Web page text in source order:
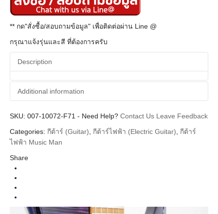
** กด"สั่งซื้อ/สอบถามข้อมูล" เพื่อติดต่อผ่าน Line @
กรุณาแจ้งรุ่นและสี ที่ต้องการครับ
Description
Additional information
Additional information
Brands Music man
SKU: 007-10072-F71 - Need Help? Contact Us Leave Feedback
Categories: กีต้าร์ (Guitar) กีต้าร์ไฟฟ้า (Electric Guitar) กีต้าร์
ไฟฟ้า Music Man
Share